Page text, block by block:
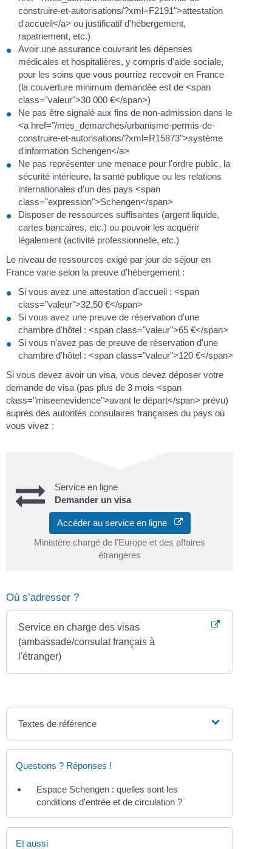
construire-et-autorisations/?xml=F2191">attestation
d'accueil</a> ou justificatif d'hébergement,
rapatriement, etc.)
Avoir une assurance couvrant les dépenses
médicales et hospitalières, y compris d'aide sociale,
pour les soins que vous pourriez recevoir en France
(la couverture minimum demandée est de <span
class="valeur">30 000 €</span>)
Ne pas être signalé aux fins de non-admission dans le
<a href="/mes_demarches/urbanisme-permis-de-
construire-et-autorisations/?xml=R15873">système
d'information Schengen</a>
Ne pas représenter une menace pour l'ordre public, la
sécurité intérieure, la santé publique ou les relations
internationales d'un des pays <span
class="expression">Schengen</span>
Disposer de ressources suffisantes (argent liquide,
cartes bancaires, etc.) ou pouvoir les acquérir
légalement (activité professionnelle, etc.)
Le niveau de ressources exigé par jour de séjour en
France varie selon la preuve d'hébergement :
Si vous avez une attestation d'accueil : <span
class="valeur">32,50 €</span>
Si vous avez une preuve de réservation d'une
chambre d'hôtel : <span class="valeur">65 €</span>
Si vous n'avez pas de preuve de réservation d'une
chambre d'hôtel : <span class="valeur">120 €</span>
Si vous devez avoir un visa, vous devez déposer votre
demande de visa (pas plus de 3 mois <span
class="miseenevidence">avant le départ</span> prévu)
auprès des autorités consulaires françaises du pays où
vous vivez :
Service en ligne
Demander un visa
Accéder au service en ligne
Ministère chargé de l'Europe et des affaires
étrangères
Où s’adresser ?
Service en charge des visas
(ambassade/consulat français à
l'étranger)
Textes de référence
Questions ? Réponses !
Espace Schengen : quelles sont les
conditions d'entrée et de circulation ?
Et aussi